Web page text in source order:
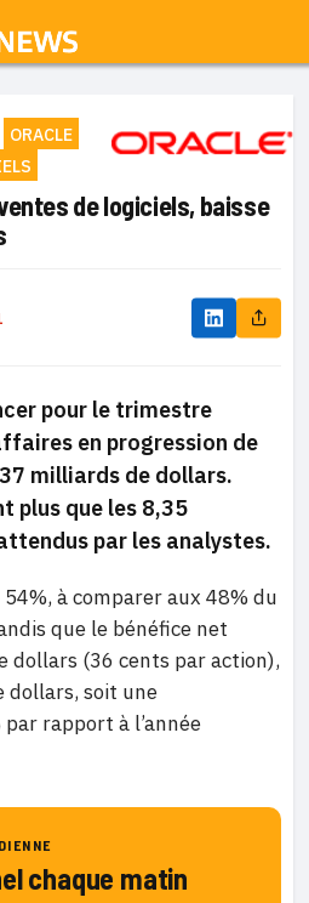
ORACLE
de logiciels, baisse
pour le trimestre
en progression de
milliards de dollars.
plus que les 8,35
par les analystes.
à comparer aux 48% du
que le bénéfice net
(36 cents par action),
dollars, soit une
rapport à l’année
chaque matin